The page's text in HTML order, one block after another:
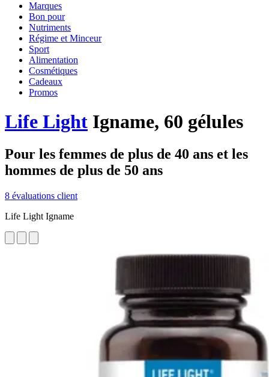
Marques
Bon pour
Nutriments
Régime et Minceur
Sport
Alimentation
Cosmétiques
Cadeaux
Promos
Life Light Igname, 60 gélules
Pour les femmes de plus de 40 ans et les
hommes de plus de 50 ans
8 évaluations client
Life Light Igname